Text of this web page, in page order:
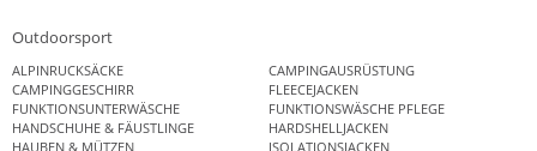
Outdoorsport
ALPINRUCKSÄCKE
CAMPINGAUSRÜSTUNG
CAMPINGGESCHIRR
FLEECEJACKEN
FUNKTIONSUNTERWÄSCHE
FUNKTIONSWÄSCHE PFLEGE
HANDSCHUHE & FÄUSTLINGE
HARDSHELLJACKEN
HAUBEN & MÜTZEN
ISOLATIONSJACKEN